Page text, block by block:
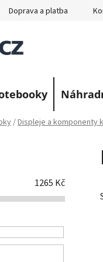
Doprava a platba
/Displeje a komponenty
1265 Kč